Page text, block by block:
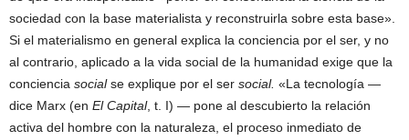
sociedad con la base materialista y reconstruirla sobre esta base».
Si el materialismo en general explica la conciencia por el ser, y no
al contrario, aplicado a la vida social de la humanidad exige que la
conciencia socialse explique por el ser social. «La tecnología —
dice Marx (en El Capital, t. I) — pone al descubierto la relación
activa del hombre con la naturaleza, el proceso inmediato de